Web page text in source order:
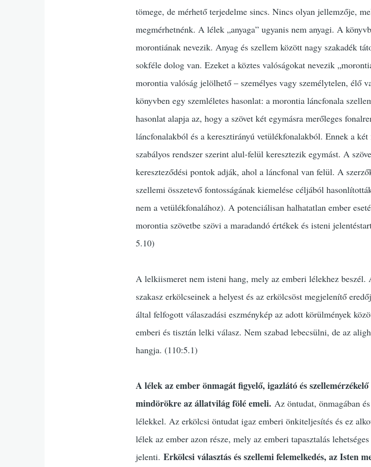
tömege, de mérhető terjedelme sincs. Nincs olyan jellemzője,
megmérhetnénk. A lélek „anyaga” ugyanis nem anyagi. A
morontiának nevezik. Anyag és szellem között nagy szakadék
sokféle dolog van. Ezeket a köztes valóságokat nevezik
morontia valóság jelölhető – személyes vagy személytelen, élő
könyvben egy szemléletes hasonlat: a morontia láncfonala
hasonlat alapja az, hogy a szövet két egymásra merőleges
láncfonalakból és a keresztirányú vetülékfonalakból. Ennek a
szabályos rendszer szerint alul-felül keresztezik egymást. A
kereszteződési pontok adják, ahol a láncfonal van felül. A
szellemi összetevő fontosságának kiemelése céljából
nem a vetülékfonalához). A potenciálisan halhatatlan ember
morontia szövetbe szövi a maradandó értékek és isteni
5.10)
A lelkiismeret nem isteni hang, mely az emberi lélekhez beszél.
szakasz erkölcseinek a helyest és az erkölcsöst megjelenítő
által felfogott válaszadási eszménykép az adott körülmények
emberi és tisztán lelki válasz. Nem szabad lebecsülni, de az
hangja. (110:5.1)
A lélek az ember önmagát figyelő, igazlátó és
mindörökre az állatvilág fölé emeli. Az öntudat, önmagában
lélekkel. Az erkölcsi öntudat igaz emberi önkiteljesítés és ez
lélek az ember azon része, mely az emberi tapasztalás
jelenti.Erkölcsi választás és szellemi felemelkedés, az Isten